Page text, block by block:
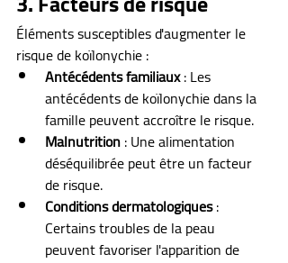
Éléments susceptibles d'augmenter le
risque de koïlonychie :
Antécédents familiaux : Les
antécédents de koïlonychie dans la
famille peuvent accroître le risque.
Malnutrition : Une alimentation
déséquilibrée peut être un facteur
de risque.
Conditions dermatologiques :
Certains troubles de la peau
peuvent favoriser l'apparition de